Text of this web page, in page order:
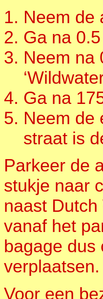
Neem de
Ga na
Neem na
Ga na
Neem de
straat is
Parkeer de
stukje naar
naast
vanaf het
bagage
verplaatsen.
Voor een